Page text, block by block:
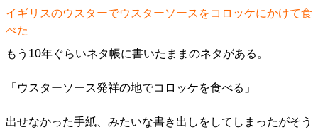
イギリスのウスターでウスターソースをコロッケにかけて食
べた
もう10年ぐらいネタ帳に書いたままのネタがある。
「ウスターソース発祥の地でコロッケを食べる」
出せなかった手紙、みたいな書き出しをしてしまったがそう